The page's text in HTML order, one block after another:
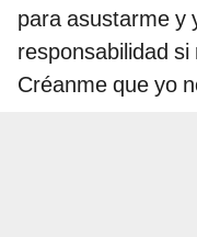
para asustarme y
responsabilidad
Créanme que yo